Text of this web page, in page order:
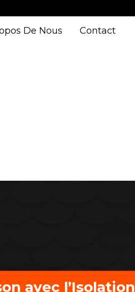
De Nous Contact
avec